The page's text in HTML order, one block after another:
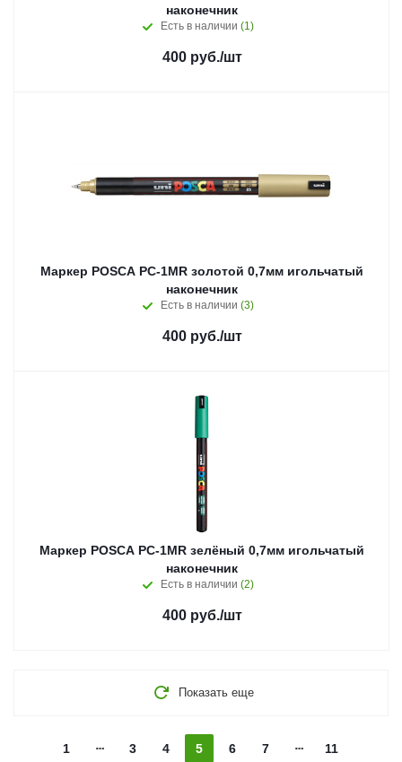
наконечник
Есть в наличии (1)
400руб./шт
Маркер POSCA PC-1MR золотой 0,7мм игольчатый
наконечник
Есть в наличии (3)
400руб./шт
Маркер POSCA PC-1MR зелёный 0,7мм игольчатый
наконечник
Есть в наличии (2)
400руб./шт
Показать еще
1 3 4 5 6 7 11